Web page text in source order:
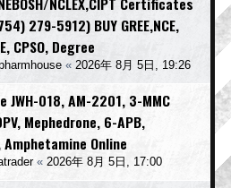
279-5912) BUY GREE,NCE,
CPSO, Degree
« 2026年 8月 5日, 19:26
JWH-018, AM-2201, 3-MMC
Mephedrone, 6-APB,
Online
« 2026年 8月 5日, 17:00